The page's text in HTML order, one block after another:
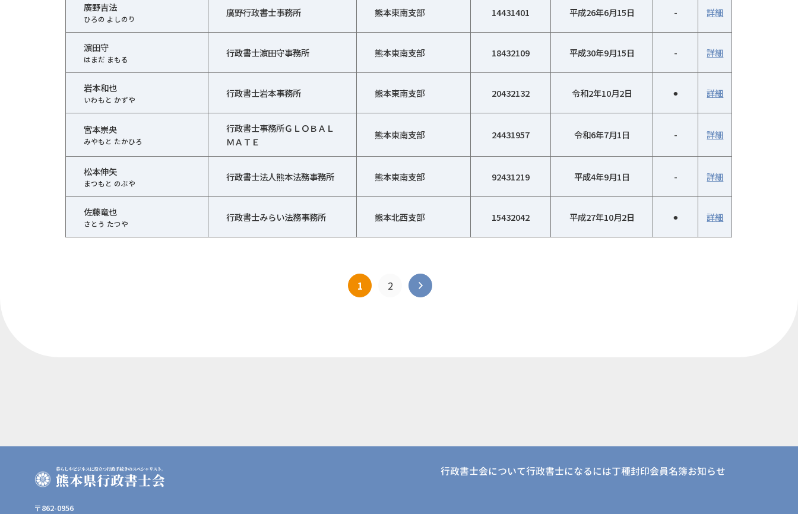
廣野吉法
ひろの よしのり
廣野行政書士事務所 熊本東南支部 14431401 平成26年6月15日 - 詳細
濵田守
はまだ まもる
行政書士濵田守事務所 熊本東南支部 18432109 平成30年9月15日 - 詳細
岩本和也
いわもと かずや
行政書士岩本事務所 熊本東南支部 20432132 令和2年10月2日 ⚫︎ 詳細
宮本崇央
みやもと たかひろ
行政書士事務所ＧＬＯＢＡＬ
ＭＡＴＥ
熊本東南支部 24431957 令和6年7月1日 - 詳細
松本伸矢
まつもと のぶや
行政書士法人熊本法務事務所 熊本東南支部 92431219 平成4年9月1日 - 詳細
佐藤竜也
さとう たつや
行政書士みらい法務事務所 熊本北西支部 15432042 平成27年10月2日 ⚫︎ 詳細
1 2
〒862-0956
行政書士会について行政書士になるには丁種封印会員名簿お知らせ